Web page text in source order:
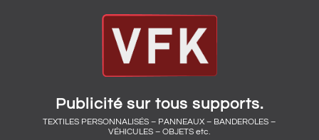
Publicité sur tous supports.
TEXTILES PERSONNALISÉS – PANNEAUX – BANDEROLES –
VÉHICULES – OBJETS etc.